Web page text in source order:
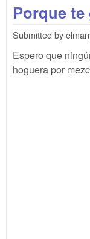
Porque
Submitted by
Espero que
hoguera por